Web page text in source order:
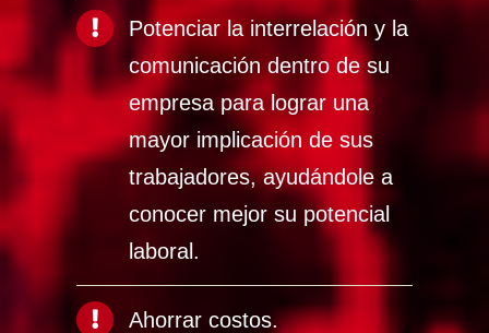
Potenciar la interrelación y la
comunicación dentro de su
empresa para lograr una
mayor implicación de sus
trabajadores, ayudándole a
conocer mejor su potencial
laboral.
Ahorrar costos.